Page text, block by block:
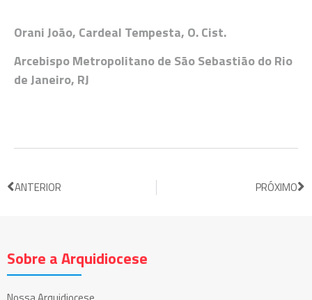
Orani João, Cardeal Tempesta, O. Cist.
Arcebispo Metropolitano de São Sebastião do Rio
de Janeiro, RJ
ANTERIOR PRÓXIMO
Sobre a Arquidiocese